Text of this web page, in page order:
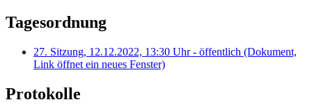
Tagesordnung
27. Sitzung, 12.12.2022, 13:30 Uhr - öffentlich (Dokument,
Link öffnet ein neues Fenster)
Protokolle